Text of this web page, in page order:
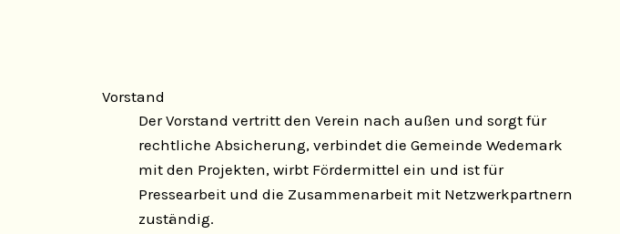
Vorstand
Der Vorstand vertritt den Verein nach außen und sorgt für
rechtliche Absicherung, verbindet die Gemeinde Wedemark
mit den Projekten, wirbt Fördermittel ein und ist für
Pressearbeit und die Zusammenarbeit mit Netzwerkpartnern
zuständig.